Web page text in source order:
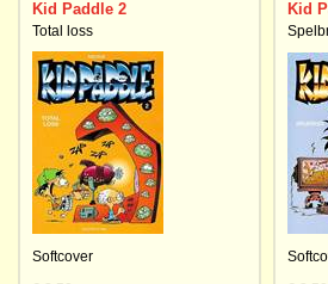
Kid Paddle 2
Total loss
Softcover
Kid